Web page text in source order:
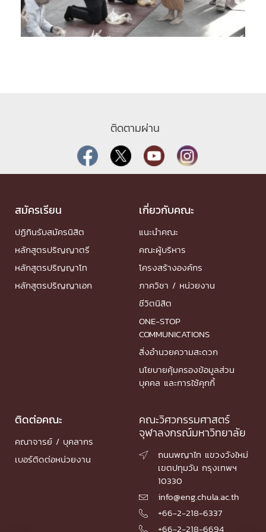
ติดตามผ่าน
สมัครเรียน
ปฏิทินรับสมัครนิสิต
หลักสูตรปริญญาตรี
หลักสูตรปริญญาโท
หลักสูตรปริญญาเอก
เกี่ยวกับคณะ
แนะนำคณะ
คณะผู้บริหาร
โครงสร้างองค์กร
ภาควิชา / หน่วยงาน
ชีวิตนิสิต
ONE-STOP
COMMUNICATIONS
สิ่งอำนวยความสะดวก
นโยบายคุ้มครองข้อมูลส่วน
บุคคล และการใช้คุกกี้
ติดต่อคณะ
คณาจารย์ / บุคลากร
เบอร์ติดต่อหน่วยงาน
คณะวิศวกรรมศาสตร์
จุฬาลงกรณ์มหาวิทยาลัย

ถนนพญาไท แขวงวังใหม่
เขตปทุมวัน กรุงเทพฯ
10330
 info@eng.chula.ac.th
 +66-2-218-6337
 +66-2-218-6694